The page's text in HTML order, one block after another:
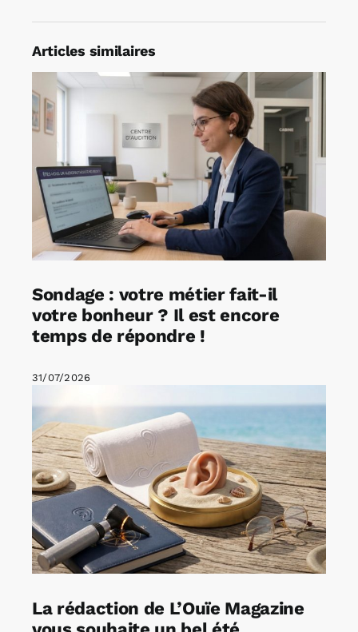
Articles similaires
Sondage : votre métier fait-il
votre bonheur ? Il est encore
temps de répondre !
31/07/2026
La rédaction de L’Ouïe Magazine